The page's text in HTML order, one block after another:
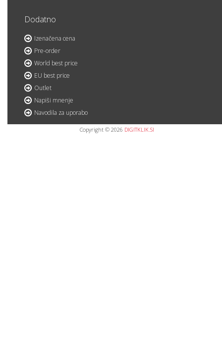
Dodatno
Izenačena cena
Pre-order
World best price
EU best price
Outlet
Napiši mnenje
Navodila za uporabo
Copyright © 2026 DIGITKLIK.SI